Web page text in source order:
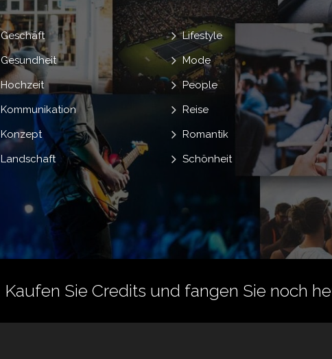
Geschäft
Gesundheit
Hochzeit
Kommunikation
Konzept
Landschaft
Lifestyle
Mode
People
Reise
Romantik
Schönheit
Kaufen Sie Credits und fangen Sie noch